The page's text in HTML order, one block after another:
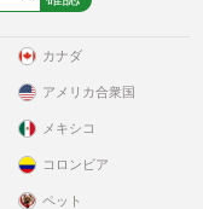
カナダ
アメリカ合衆国
メキシコ
コロンビア
ペット